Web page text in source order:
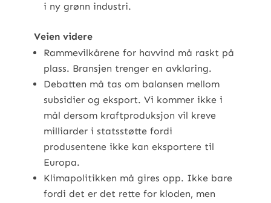
i ny grønn industri.
Veien videre
Rammevilkårene for havvind må raskt på
plass. Bransjen trenger en avklaring.
Debatten må tas om balansen mellom
subsidier og eksport. Vi kommer ikke i
mål dersom kraftproduksjon vil kreve
milliarder i statsstøtte fordi
produsentene ikke kan eksportere til
Europa.
Klimapolitikken må gires opp. Ikke bare
fordi det er det rette for kloden, men